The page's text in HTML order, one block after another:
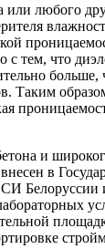
или любого
с тем, что
больше,
Таким
и
в
Белоруссии